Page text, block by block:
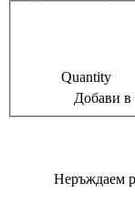
Quantity
Добави
Неръждаем